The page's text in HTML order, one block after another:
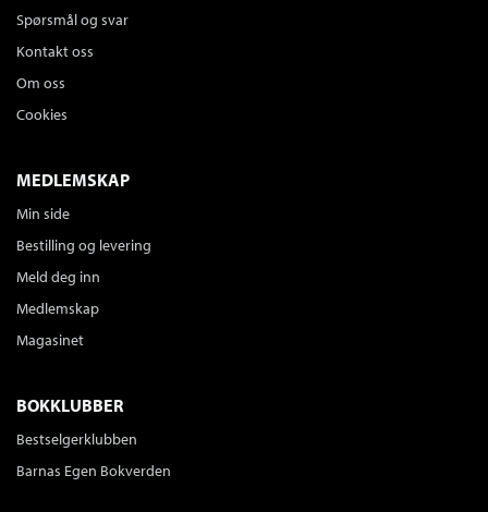
Spørsmål og svar
Kontakt oss
Om oss
Cookies
MEDLEMSKAP
Min side
Bestilling og levering
Meld deg inn
Medlemskap
Magasinet
BOKKLUBBER
Bestselgerklubben
Barnas Egen Bokverden